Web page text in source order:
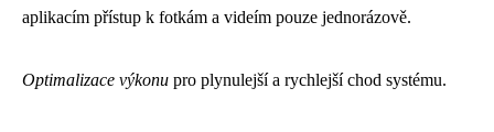
aplikacím přístup k fotkám a videím pouze jednorázově.
Optimalizace výkonu pro plynulejší a rychlejší chod systému.